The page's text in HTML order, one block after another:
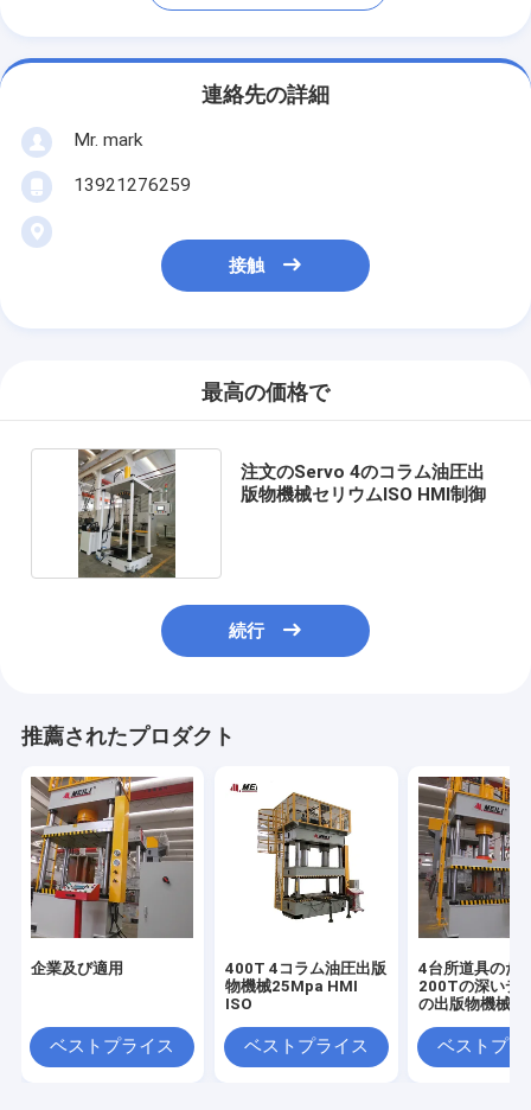
連絡先の詳細
Mr. mark
13921276259
接触
最高の価格で
注文のServo 4のコラム油圧出
版物機械セリウムISO HMI制御
続行
推薦されたプロダクト
企業及び適用
ベストプライス
400T 4コラム油圧出版
物機械25Mpa HMI
ISO
ベストプライス
4台所道具のた
200Tの深いデ
の出版物機械
ベストプラ